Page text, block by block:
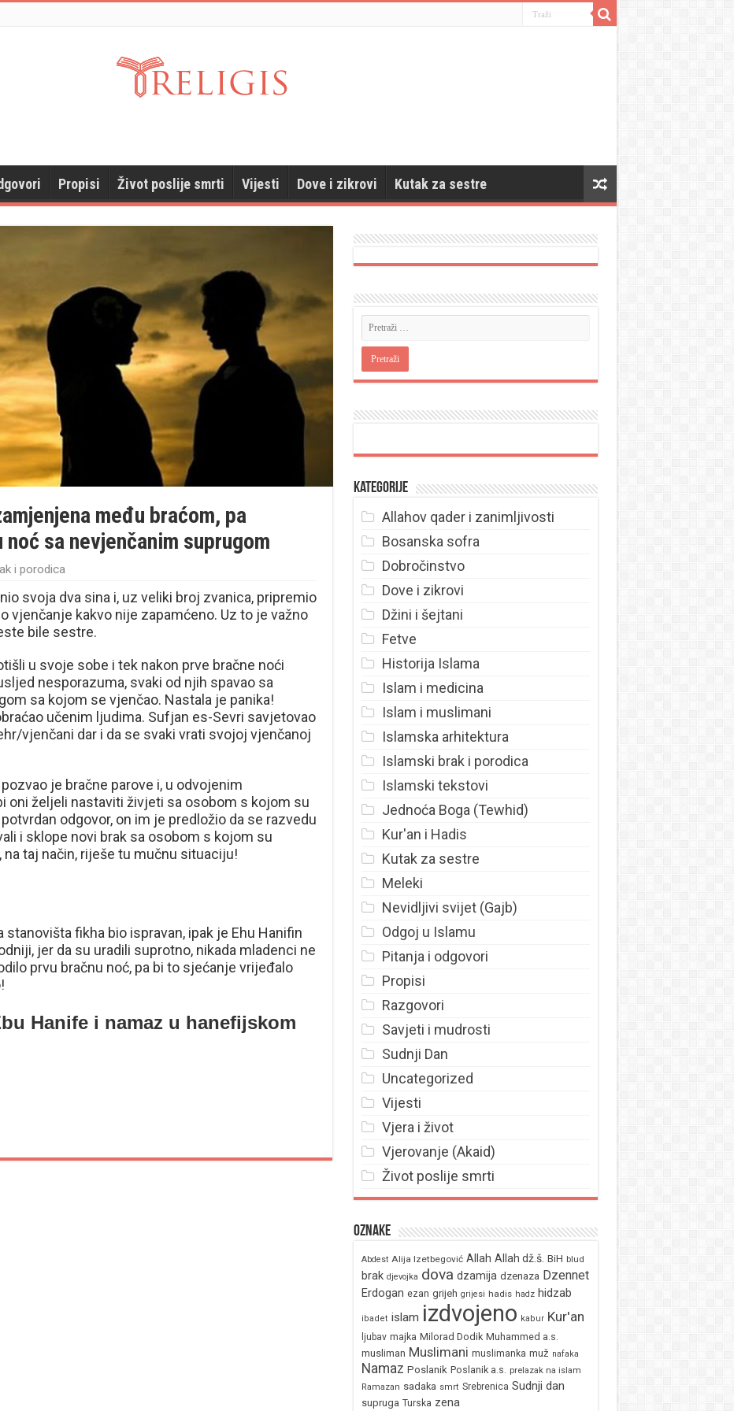
Propisi Život poslije smrti Vijesti Dove i zikrovi Kutak za sestre
među braćom, pa
sa nevjenčanim suprugom
i porodica
svoja dva sina i, uz veliki broj zvanica, pripremio
vjenčanje kakvo nije zapamćeno. Uz to je važno
bile sestre.
u svoje sobe i tek nakon prve bračne noći
nesporazuma, svaki od njih spavao sa
sa kojom se vjenčao. Nastala je panika!
učenim ljudima. Sufjan es-Sevri savjetovao
vjenčani dar i da se svaki vrati svojoj vjenčanoj
je bračne parove i, u odvojenim
oni željeli nastaviti živjeti sa osobom s kojom su
odgovor, on im je predložio da se razvedu
i sklope novi brak sa osobom s kojom su
na taj način, riješe tu mučnu situaciju!
fikha bio ispravan, ipak je Ehu Hanifin
jer da su uradili suprotno, nikada mladenci ne
prvu bračnu noć, pa bi to sjećanje vrijeđalo
Hanife i namaz u hanefijskom
Kategorije
Allahov qader i zanimljivosti
Bosanska sofra
Dobročinstvo
Dove i zikrovi
Džini i šejtani
Fetve
Historija Islama
Islam i medicina
Islam i muslimani
Islamska arhitektura
Islamski brak i porodica
Islamski tekstovi
Jednoća Boga (Tewhid)
Kur'an i Hadis
Kutak za sestre
Meleki
Nevidljivi svijet (Gajb)
Odgoj u Islamu
Pitanja i odgovori
Propisi
Razgovori
Savjeti i mudrosti
Sudnji Dan
Uncategorized
Vijesti
Vjera i život
Vjerovanje (Akaid)
Život poslije smrti
Oznake
Abdest Alija Izetbegović Allah Allah dž.š. BiH blud
brak djevojka dova dzamija dzenaza Dzennet
Erdogan ezan grijeh grijesi hadis hadz hidzab
ibadet islam izdvojeno kabur Kur'an
ljubav majka Milorad Dodik Muhammed a.s.
musliman Muslimani muslimanka muž nafaka
Namaz Poslanik Poslanik a.s. prelazak na islam
Ramazan sadaka smrt Srebrenica Sudnji dan
supruga Turska zena